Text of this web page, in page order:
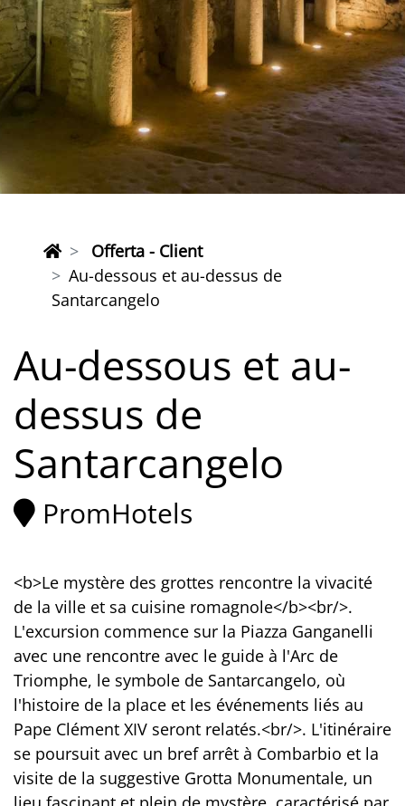
Offerta - Client
Au-dessous et au-dessus de
Santarcangelo
Au-dessous et au-
dessus de
Santarcangelo
PromHotels
<b>Le mystère des grottes rencontre la vivacité
de la ville et sa cuisine romagnole</b><br/>.
L'excursion commence sur la Piazza Ganganelli
avec une rencontre avec le guide à l'Arc de
Triomphe, le symbole de Santarcangelo, où
l'histoire de la place et les événements liés au
Pape Clément XIV seront relatés.<br/>. L'itinéraire
se poursuit avec un bref arrêt à Combarbio et la
visite de la suggestive Grotta Monumentale, un